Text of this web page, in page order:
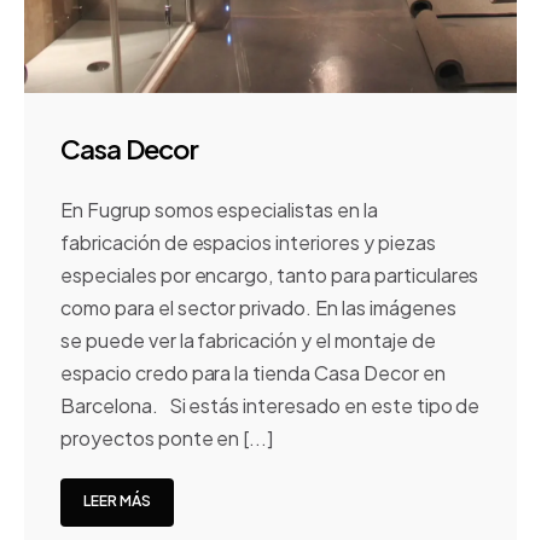
Casa Decor
En Fugrup somos especialistas en la
fabricación de espacios interiores y piezas
especiales por encargo, tanto para particulares
como para el sector privado. En las imágenes
se puede ver la fabricación y el montaje de
espacio credo para la tienda Casa Decor en
Barcelona. Si estás interesado en este tipo de
proyectos ponte en [...]
LEER MÁS